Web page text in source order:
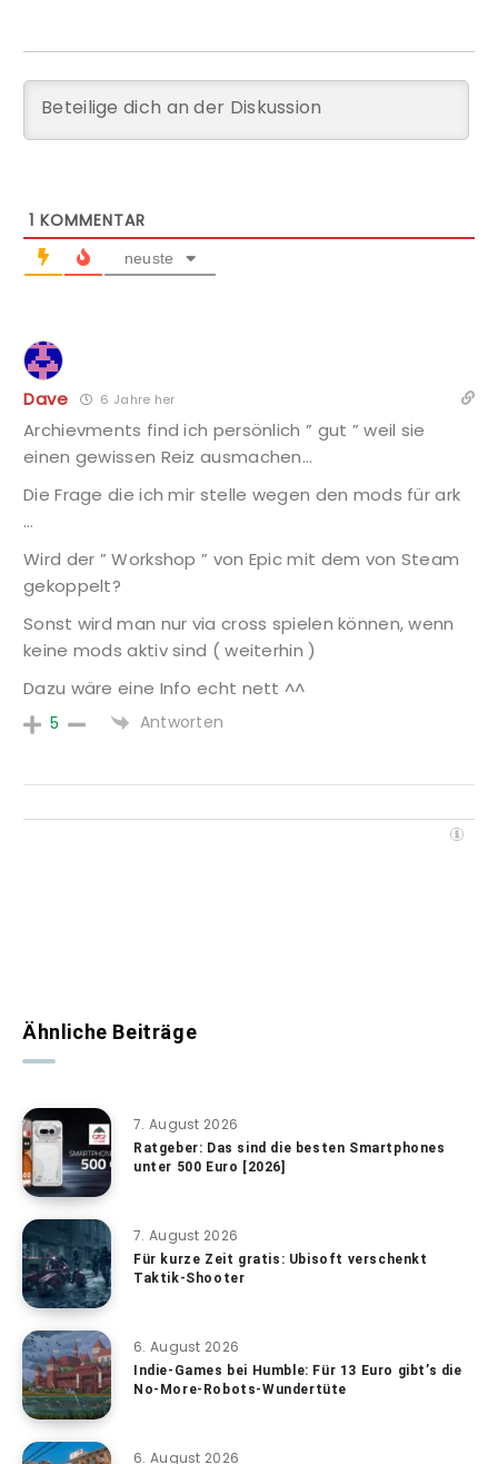
1 KOMMENTAR
neuste
Dave 6 Jahre her
Archievments find ich persönlich ” gut ” weil sie
einen gewissen Reiz ausmachen…
Die Frage die ich mir stelle wegen den mods für ark
…
Wird der ” Workshop ” von Epic mit dem von Steam
gekoppelt?
Sonst wird man nur via cross spielen können, wenn
keine mods aktiv sind ( weiterhin )
Dazu wäre eine Info echt nett ^^
5 Antworten
Ähnliche Beiträge
7. August 2026
Ratgeber: Das sind die besten Smartphones
unter 500 Euro [2026]
7. August 2026
Für kurze Zeit gratis: Ubisoft verschenkt
Taktik-Shooter
6. August 2026
Indie-Games bei Humble: Für 13 Euro gibt’s die
No-More-Robots-Wundertüte
6. August 2026